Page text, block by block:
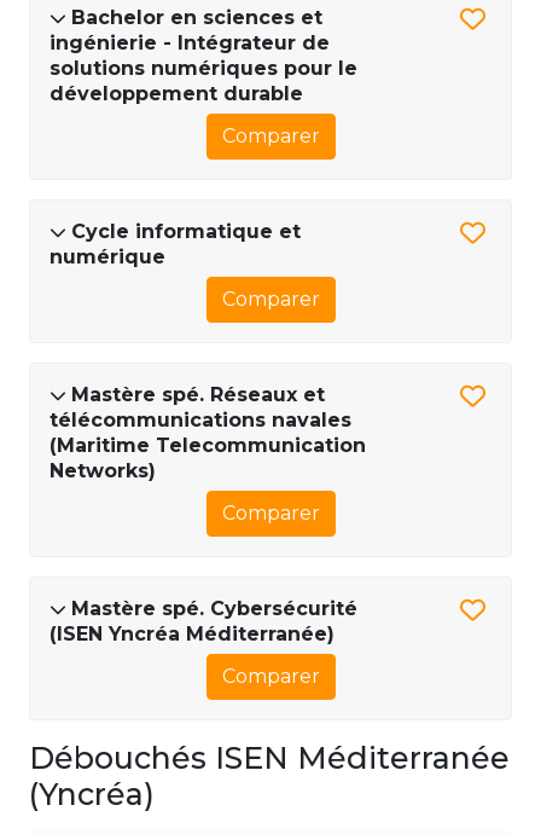
Bachelor en sciences et
ingénierie - Intégrateur de
solutions numériques pour le
développement durable
Comparer
Cycle informatique et
numérique
Comparer
Mastère spé. Réseaux et
télécommunications navales
(Maritime Telecommunication
Networks)
Comparer
Mastère spé. Cybersécurité
(ISEN Yncréa Méditerranée)
Comparer
Débouchés ISEN Méditerranée
(Yncréa)